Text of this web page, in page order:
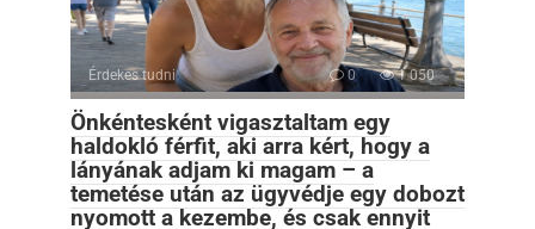
Érdekes tudni 0 1 050
Önkéntesként vigasztaltam egy
haldokló férfit, aki arra kért, hogy a
lányának adjam ki magam – a
temetése után az ügyvédje egy dobozt
nyomott a kezembe, és csak ennyit